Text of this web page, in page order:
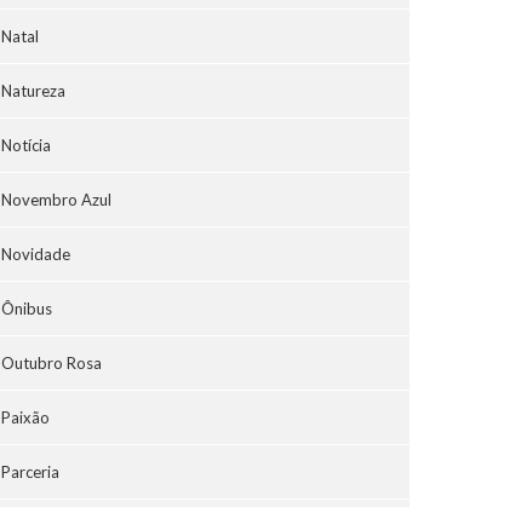
Natal
Natureza
Notícia
Novembro Azul
Novidade
Ônibus
Outubro Rosa
Paixão
Parceria